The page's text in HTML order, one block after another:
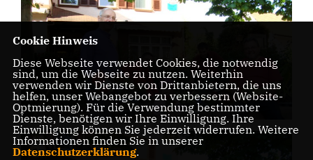
Cookie Hinweis
Diese Webseite verwendet Cookies, die notwendig
sind, um die Webseite zu nutzen. Weiterhin
verwenden wir Dienste von Drittanbietern, die uns
helfen, unser Webangebot zu verbessern (Website-
Optmierung). Für die Verwendung bestimmter
Dienste, benötigen wir Ihre Einwilligung. Ihre
Einwilligung können Sie jederzeit widerrufen. Weitere
Informationen finden Sie in unserer
Datenschutzerklärung.